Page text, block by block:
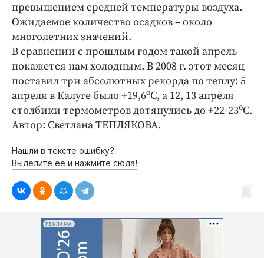
превышением средней температуры воздуха.
Ожидаемое количество осадков – около
многолетних значений.
В сравнении с прошлым годом такой апрель
покажется нам холодным. В 2008 г. этот месяц
поставил три абсолютных рекорда по теплу: 5
апреля в Калуге было +19,6оС, а 12, 13 апреля
столбики термометров дотянулись до +22-23оС.
Автор: Светлана ТЕПЛЯКОВА.
Нашли в тексте ошибку?
Выделите её и нажмите сюда!
РЕКЛАМА